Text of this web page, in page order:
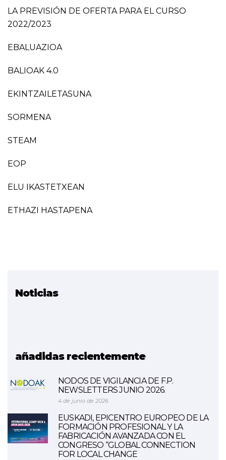
LA PREVISIÓN DE OFERTA PARA EL CURSO
2022/2023
EBALUAZIOA
BALIOAK 4.0
EKINTZAILETASUNA
SORMENA
STEAM
EOP
ELU IKASTETXEAN
ETHAZI HASTAPENA
Noticias
añadidas recientemente
NODOS DE VIGILANCIA DE F.P.
NEWSLETTERS JUNIO 2026.
4 de junio de 2026
EUSKADI, EPICENTRO EUROPEO DE LA
FORMACIÓN PROFESIONAL Y LA
FABRICACIÓN AVANZADA CON EL
CONGRESO “GLOBAL CONNECTION
FOR LOCAL CHANGE